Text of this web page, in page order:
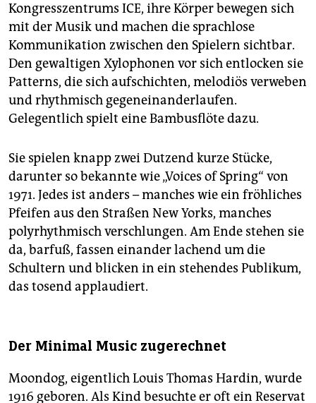
Kongresszentrums ICE, ihre Körper bewegen sich
mit der Musik und machen die sprachlose
Kommunikation zwischen den Spielern sichtbar.
Den gewaltigen Xylophonen vor sich entlocken sie
Patterns, die sich aufschichten, melodiös verweben
und rhythmisch gegeneinanderlaufen.
Gelegentlich spielt eine Bambusflöte dazu.
Sie spielen knapp zwei Dutzend kurze Stücke,
darunter so bekannte wie „Voices of Spring“ von
1971. Jedes ist anders – manches wie ein fröhliches
Pfeifen aus den Straßen New Yorks, manches
polyrhythmisch verschlungen. Am Ende stehen sie
da, barfuß, fassen einander lachend um die
Schultern und blicken in ein stehendes Publikum,
das tosend applaudiert.
Der Minimal Music zugerechnet
Moondog, eigentlich Louis Thomas Hardin, wurde
1916 geboren. Als Kind besuchte er oft ein Reservat